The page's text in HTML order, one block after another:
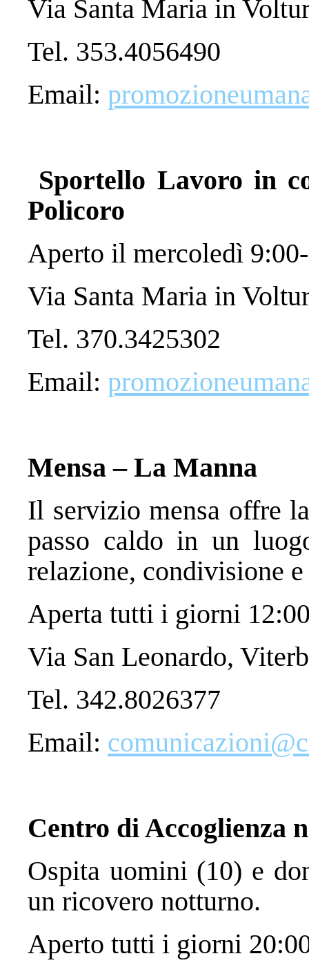
Via Santa Maria in
Tel. 353.4056490
Email:
Sportello Lavoro in
Policoro
Aperto il mercoledì
Via Santa Maria in
Tel. 370.3425302
Email:
Mensa – La Manna
Il servizio mensa offre
passo caldo in un
relazione, condivisione
Aperta tutti i giorni
Via San Leonardo,
Tel. 342.8026377
Email:
Centro di Accoglienza
Ospita uomini (10) e
un ricovero notturno.
Aperto tutti i giorni